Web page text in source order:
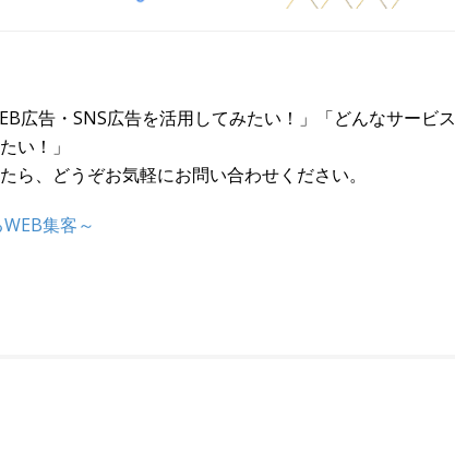
広告・SNS広告を活用してみたい！」「どんなサービス
い！」
ら、どうぞお気軽にお問い合わせください。
集客～